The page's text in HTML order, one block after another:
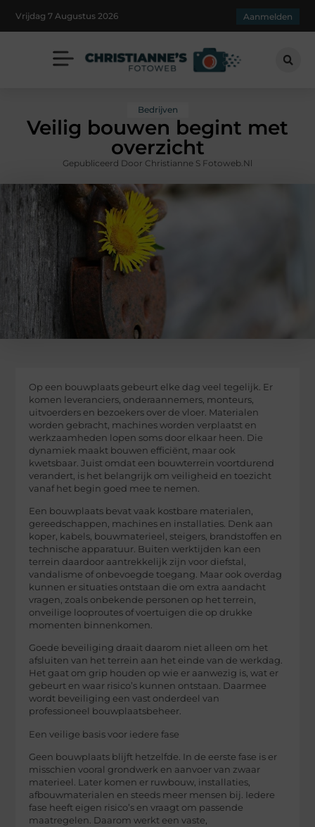
Vrijdag 7 Augustus 2026 Aanmelden
Bedrijven
Veilig bouwen begint met
overzicht
Gepubliceerd Door Christianne S Fotoweb.nl
Op een bouwplaats gebeurt elke dag veel tegelijk. Er
komen leveranciers, onderaannemers, monteurs,
uitvoerders en bezoekers over de vloer. Materialen
worden gebracht, machines worden verplaatst en
werkzaamheden lopen soms door elkaar heen. Die
dynamiek maakt bouwen efficiënt, maar ook
kwetsbaar. Juist omdat een bouwterrein voortdurend
verandert, is het belangrijk om veiligheid en toezicht
vanaf het begin goed mee te nemen.
Een bouwplaats bevat vaak kostbare materialen,
gereedschappen, machines en installaties. Denk aan
koper, kabels, bouwmaterieel, steigers, brandstoffen en
technische apparatuur. Buiten werktijden kan een
terrein daardoor aantrekkelijk zijn voor diefstal,
vandalisme of onbevoegde toegang. Maar ook overdag
kunnen er situaties ontstaan die om extra aandacht
vragen, zoals onbekende personen op het terrein,
onveilige looproutes of voertuigen die op drukke
momenten binnenkomen.
Goede beveiliging draait daarom niet alleen om het
afsluiten van het terrein aan het einde van de werkdag.
Het gaat om grip houden op wie er aanwezig is, wat er
gebeurt en waar risico’s kunnen ontstaan. Daarmee
wordt beveiliging een vast onderdeel van
professioneel bouwplaatsbeheer.
Een veilige basis voor iedere fase
Geen bouwplaats blijft hetzelfde. In de eerste fase is er
misschien vooral grondwerk en aanvoer van zwaar
materieel. Later komen er ruwbouw, installaties,
afbouwmaterialen en steeds meer mensen bij. Iedere
fase heeft eigen risico’s en vraagt om passende
maatregelen. Daarom werkt een vaste,